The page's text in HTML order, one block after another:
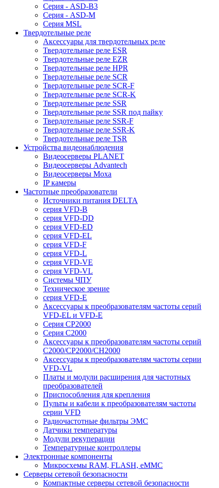
Серия - ASD-B3
Серия - ASD-M
Серия MSL
Твердотельные реле
Аксессуары для твердотельных реле
Твердотельные реле ESR
Твердотельные реле EZR
Твердотельные реле HPR
Твердотельные реле SCR
Твердотельные реле SCR-F
Твердотельные реле SCR-K
Твердотельные реле SSR
Твердотельные реле SSR под пайку
Твердотельные реле SSR-F
Твердотельные реле SSR-K
Твердотельные реле TSR
Устройства видеонаблюдения
Видеосерверы PLANET
Видеосерверы Advantech
Видеосерверы Moxa
IP камеры
Частотные преобразователи
Источники питания DELTA
серия VFD-B
серия VFD-DD
серия VFD-ED
серия VFD-EL
серия VFD-F
серия VFD-L
серия VFD-VE
серия VFD-VL
Системы ЧПУ
Техническое зрение
серия VFD-E
Аксессуары к преобразователям частоты серий
VFD-EL и VFD-E
Серия CP2000
Серия C2000
Аксессуары к преобразователям частоты серий
С2000/CP2000/CH2000
Аксессуары к преобразователям частоты серии
VFD-VL
Платы и модули расширения для частотных
преобразователей
Приспособления для крепления
Пульты и кабели к преобразователям частоты
серии VFD
Радиочастотные фильтры ЭМС
Датчики температуры
Модули рекуперации
Температурные контроллеры
Электронные компоненты
Микросхемы RAM, FLASH, eMMC
Серверы сетевой безопасности
Компактные серверы сетевой безопасности